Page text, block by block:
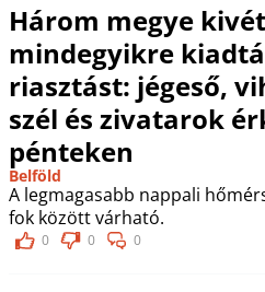
Három megye
mindegyikre
riasztást: jégeső,
szél és zivatarok
pénteken
Belföld
A legmagasabb nappali
fok között várható.
0 0 0